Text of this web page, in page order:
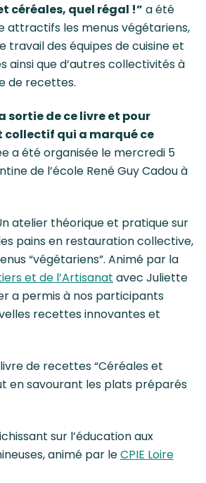
céréales, quel régal !” a été
attractifs les menus végétariens,
travail des équipes de cuisine et
ainsi que d’autres collectivités à
de recettes.
sortie de ce livre et pour
collectif qui a marqué ce
a été organisée le mercredi 5
de l’école René Guy Cadou à
atelier théorique et pratique sur
pains en restauration collective,
“végétariens”. Animé par la
et de l’Artisanat avec Juliette
a permis à nos participants
recettes innovantes et
de recettes “Céréales et
en savourant les plats préparés
sur l’éducation aux
animé par leCPIE Loire